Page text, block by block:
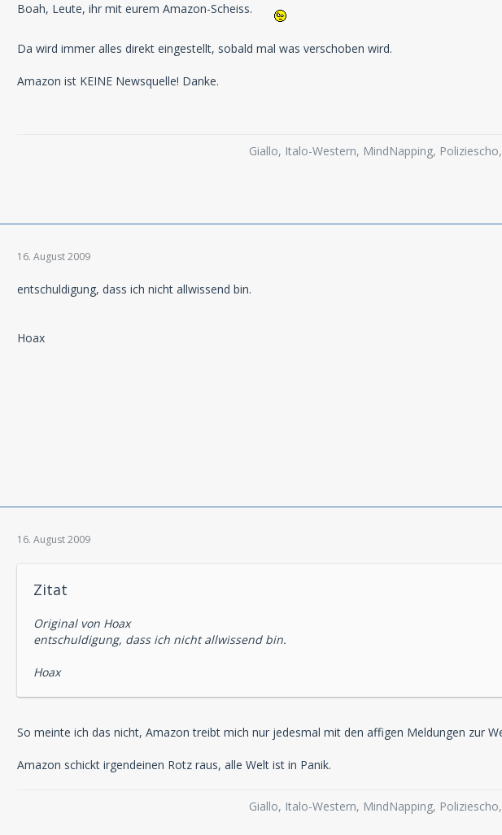
Boah, Leute, ihr mit eurem Amazon-Scheiss.
Da wird immer alles direkt eingestellt, sobald mal was verschoben wird.
Amazon ist KEINE Newsquelle! Danke.
Giallo, Italo-Western, MindNapping,
16. August 2009
entschuldigung, dass ich nicht allwissend bin.
Hoax
16. August 2009
Zitat
Original von Hoax
entschuldigung, dass ich nicht allwissend bin.
Hoax
So meinte ich das nicht, Amazon treibt mich nur jedesmal mit den affigen Meldungen zur
Amazon schickt irgendeinen Rotz raus, alle Welt ist in Panik.
Giallo, Italo-Western, MindNapping,